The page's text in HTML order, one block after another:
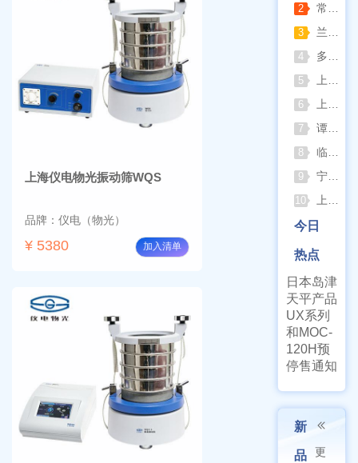
上海仪电物光振动筛WQS
品牌：仪电（物光）
¥ 5380 加入清单
2 常熟双杰2026年8月动态：以产品迭代与资质沉淀夯实实验室设备合规根基
3 兰格恒流泵2026年8月动态：以专利落地与合规升级筑牢精密流体传输根基
4 多水样批量检测场景下 水质仪器提升作业效率的实践思路
5 上海棱光752Pro紫外可见分光光度计核心优势与适用场景解析
6 上海亚荣旋蒸+真空泵一站式实验室配套方案
7 谭氏真空2XZ-2/4直联旋片式真空泵全面升级，取消气镇阀、油镜变大更便捷
8 临海谭氏DVP系列隔膜真空泵：抗腐蚀、高稳定性的实验室与工业真空解决方案
9 宁波久兴JSM系列手提式压力蒸汽灭菌器：安全高效的实验室灭菌利器
10 上海浦春JY系列静水力学天平：工程与科研领域的精准密度测试利器
今日
热点
日本岛津
天平产品
UX系列
和MOC-
120H预
停售通知
新
品
更